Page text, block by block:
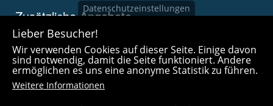
Zusätzliche Angebote
Imagefilme und mehr
360° x 360° Fotografie
Datenschutzeinstellungen
Lieber Besucher!
Wir verwenden Cookies auf dieser Seite. Einige davon
sind notwendig, damit die Seite funktioniert. Andere
ermöglichen es uns eine anonyme Statistik zu führen.
Weitere Informationen